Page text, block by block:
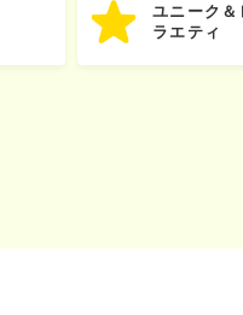
ユニーク
ラエティ